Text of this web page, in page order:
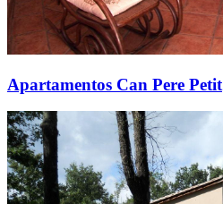
Apartamentos Can Pere Petit